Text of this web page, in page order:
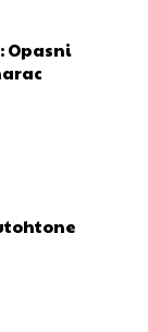
što ste
što ste
Opasni